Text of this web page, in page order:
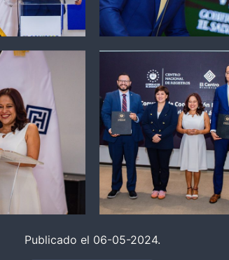
Publicado el 06-05-2024.